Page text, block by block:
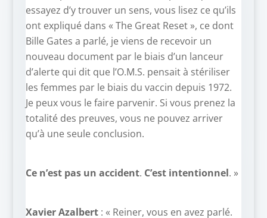
essayez d’y trouver un sens, vous lisez ce qu’ils
ont expliqué dans « The Great Reset », ce dont
Bille Gates a parlé, je viens de recevoir un
nouveau document par le biais d’un lanceur
d’alerte qui dit que l’O.M.S. pensait à stériliser
les femmes par le biais du vaccin depuis 1972.
Je peux vous le faire parvenir. Si vous prenez la
totalité des preuves, vous ne pouvez arriver
qu’à une seule conclusion.
Ce n’est pas un accident. C’est intentionnel. »
Xavier Azalbert: « Reiner, vous en avez parlé.